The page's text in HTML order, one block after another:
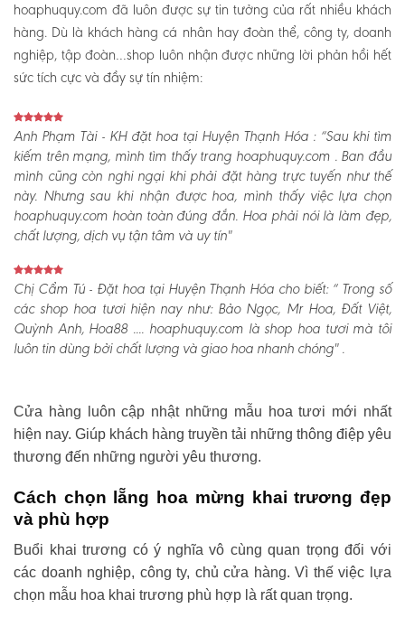
hoaphuquy.com đã luôn được sự tin tưởng của rất nhiều khách
hàng. Dù là khách hàng cá nhân hay đoàn thể, công ty, doanh
nghiệp, tập đoàn…shop luôn nhận được những lời phản hồi hết
sức tích cực và đầy sự tín nhiệm:
Anh Phạm Tài - KH đặt hoa tại Huyện Thạnh Hóa :“Sau khi tìm
kiếm trên mạng, mình tìm thấy trang hoaphuquy.com . Ban đầu
mình cũng còn nghi ngại khi phải đặt hàng trực tuyến như thế
này. Nhưng sau khi nhận được hoa, mình thấy việc lựa chọn
hoaphuquy.com hoàn toàn đúng đắn. Hoa phải nói là làm đẹp,
chất lượng, dịch vụ tận tâm và uy tín"
Chị Cẩm Tú - Đặt hoa tại Huyện Thạnh Hóa cho biết:“ Trong số
các shop hoa tươi hiện nay như: Bảo Ngọc, Mr Hoa, Đất Việt,
Quỳnh Anh, Hoa88 .... hoaphuquy.com là shop hoa tươi mà tôi
luôn tin dùng bởi chất lượng và giao hoa nhanh chóng" .
Cửa hàng luôn cập nhật những mẫu hoa tươi mới nhất
hiện nay. Giúp khách hàng truyền tải những thông điệp yêu
thương đến những người yêu thương.
Cách chọn lẵng hoa mừng khai trương đẹp
và phù hợp
Buổi khai trương có ý nghĩa vô cùng quan trọng đối với
các doanh nghiệp, công ty, chủ cửa hàng. Vì thế việc lựa
chọn mẫu hoa khai trương phù hợp là rất quan trọng.